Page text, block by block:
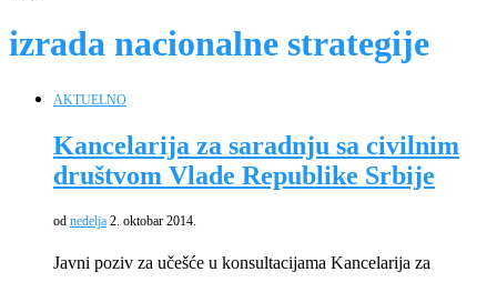
izrada nacionalne strategije
AKTUELNO
Kancelarija za saradnju sa civilnim
društvom Vlade Republike Srbije
od nedelja 2. oktobar 2014.
Javni poziv za učešće u konsultacijama Kancelarija za